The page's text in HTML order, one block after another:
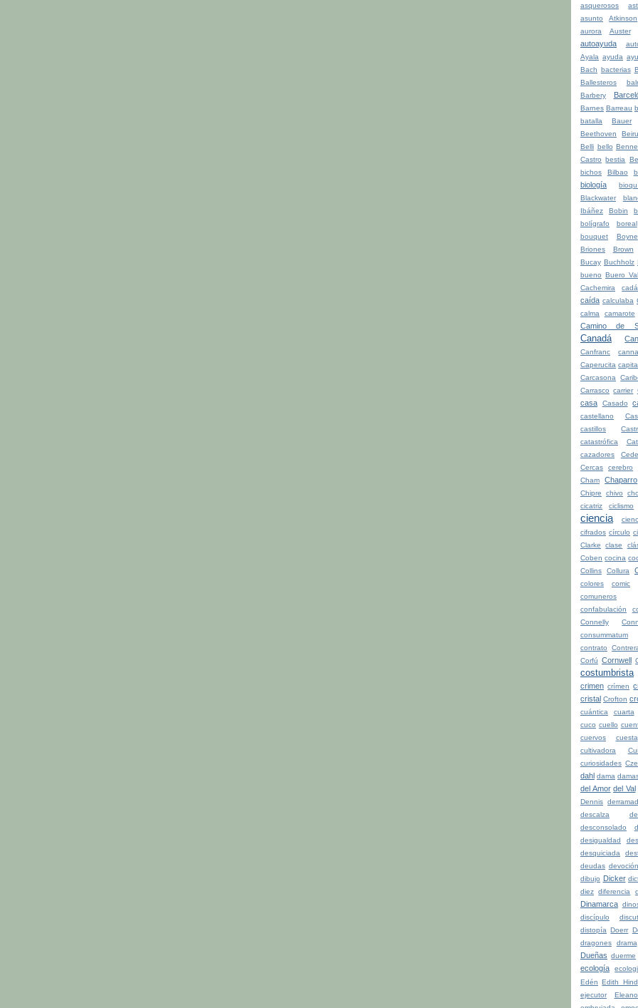
asquerosos
asunto
Atkinson
aurora
Auster
autoayuda
Ayala ayuda
Bach bacterias
Ballesteros
Barbery
Barnes Barreau
batalla
Bauer
Beethoven
Belli bello
Castro bestia
bichos
Bilbao
biología
Blackwater
Ibáñez
Bobin
bolígrafo
boreal
bouquet
Boyne
Briones
Brown
Bucay Buchholz
bueno Buero
Cachemira
caída calculaba
calma
camarote
Camino de
Canadá
Canfranc
Caperucita
Carcasona
Carrasco carrier
casa Casado
castellano
castillos
catastrófica
cazadores
Cercas
cerebro
Cham
Chaparro
Chipre chivo
cicatriz
ciclismo
ciencia
cifrados círculo
Clarke
clase
Coben cocina
Collins
Collura
colores
comic
comuneros
confabulación
Connelly
consummatum
contrato
Corfú Cornwell
costumbrista
crimen crímen
cristal Crofton
cuántica
cuarta
cuco cuello
cuervos
cuesta
cultivadora
curiosidades
dahl dama
del Amor del Val
Dennis
descalza
desconsolado
desigualdad
desquiciada
deudas devoción
dibujo Dicker
diez diferencia
Dinamarca
discípulo
distopía Doerr
dragones
drama
Dueñas duerme
ecología
Edén Edith Hind
ejecutor